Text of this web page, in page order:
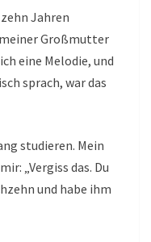
Jahren
Großmutter
eine Melodie, und
sprach, war das
studieren. Mein
„Vergiss das. Du
und habe ihm